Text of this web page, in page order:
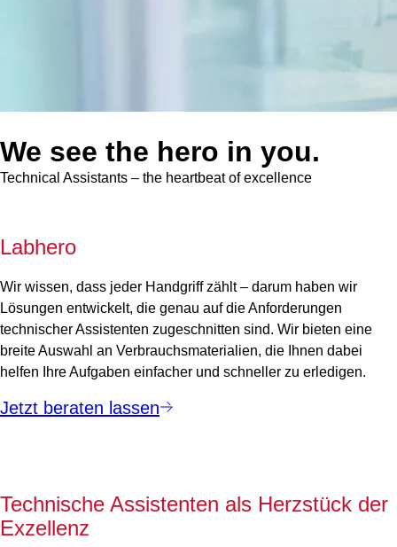
We see the hero in you.
Technical Assistants – the heartbeat of excellence
Labhero
Wir wissen, dass jeder Handgriff zählt – darum haben wir
Lösungen entwickelt, die genau auf die Anforderungen
technischer Assistenten zugeschnitten sind. Wir bieten eine
breite Auswahl an Verbrauchsmaterialien, die Ihnen dabei
helfen Ihre Aufgaben einfacher und schneller zu erledigen.
Jetzt beraten lassen
Technische Assistenten als Herzstück der
Exzellenz